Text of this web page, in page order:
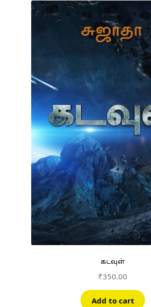
கடவுள்
₹350.00
Add to cart